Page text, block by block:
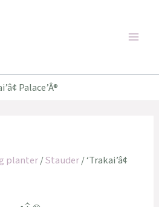
Palace’Â®
planter/Stauder/ ‘Trakai’â¢
kr..160,00 kr..